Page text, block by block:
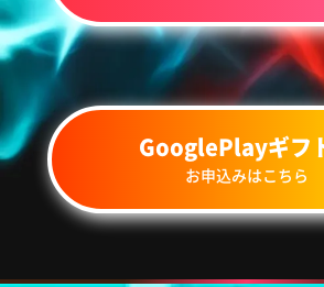
GooglePlayギフ
お申込みはこちら